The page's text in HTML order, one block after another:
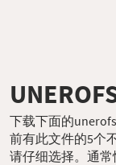
下载下面的
前有此文件的5个
请仔细选择。通常